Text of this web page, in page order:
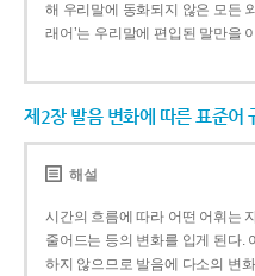
해 우리말에 동화되지 않은 모든
래어’는 우리말에 편입된 말만을
제2장 발음 변화에 따른 표준어
해설
시간의 흐름에 따라 어떤 어휘는
줄어드는 등의 변화를 입게 된다.
하지 않으므로 발음에 다소의 변